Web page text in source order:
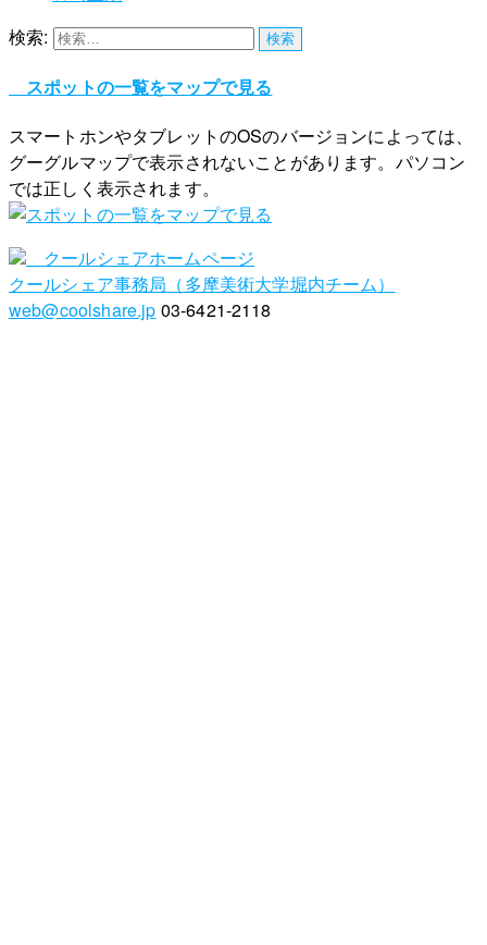
検索:
スポットの一覧をマップで見る
スマートホンやタブレットのOSのバージョンによっては、
グーグルマップで表示されないことがあります。パソコン
では正しく表示されます。
クールシェアホームページ
クールシェア事務局（多摩美術大学堀内チーム）
web@coolshare.jp 03-6421-2118